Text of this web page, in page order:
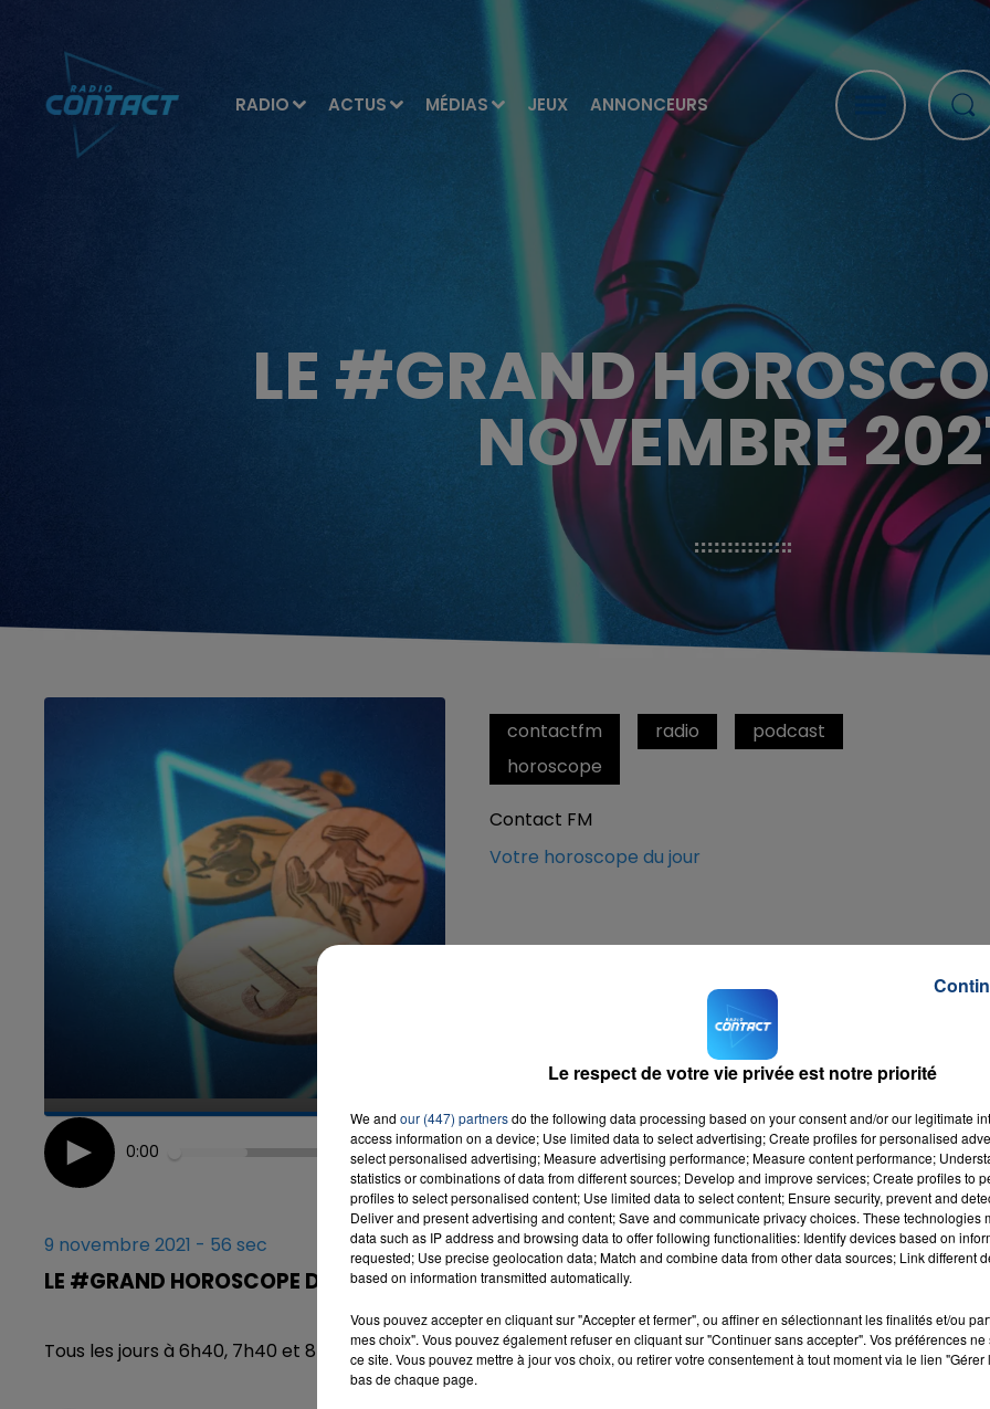
RADIO ACTUS MÉDIAS JEUX ANNONCEURS
LE #GRAND
NOVEMBRE
contactfm radio
podcast
horoscope
Contact FM
Votre horoscope du jour
0:00 56
9 novembre 2021 - 56 sec
LE #GRAND HOROSCOPE DU 9 NOVEMBRE 2021
Tous les jours à 6h40, 7h40 et 8h40, retrouvez le #Grand Horoscope sur Contact FM.
Le respect de votre vie privée est notre priorité
We and our (447) partnersdo the following data processing based on your consent and/or our legitimate
access information on a device; Use limited data to select advertising; Create profiles for personalised
select personalised advertising; Measure advertising performance; Measure content performance;
statistics or combinations of data from different sources; Develop and improve services; Create profiles to
profiles to select personalised content; Use limited data to select content; Ensure security, prevent and
Deliver and present advertising and content; Save and communicate privacy choices. These technologies
data such as IP address and browsing data to offer following functionalities: Identify devices based on
requested; Use precise geolocation data; Match and combine data from other data sources; Link different
based on information transmitted automatically.
Vous pouvez accepter en cliquant sur "Accepter et fermer", ou affiner en sélectionnant les finalités et/ou
mes choix". Vous pouvez également refuser en cliquant sur "Continuer sans accepter". Vos préférences
ce site. Vous pouvez mettre à jour vos choix, ou retirer votre consentement à tout moment via le lien
bas de chaque page.